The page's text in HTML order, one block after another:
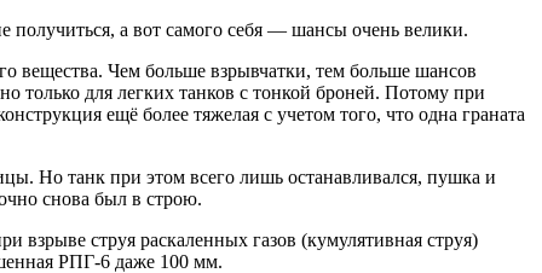
получиться, а вот самого себя — шансы очень велики.
вещества. Чем больше взрывчатки, тем больше шансов
только для легких танков с тонкой броней. Потому при
ещё более тяжелая с учетом того, что одна граната
Но танк при этом всего лишь останавливался, пушка и
снова был в строю.
струя раскаленных газов (кумулятивная струя)
РПГ-6 даже 100 мм.